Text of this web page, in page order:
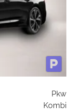
Pkw
Kombi